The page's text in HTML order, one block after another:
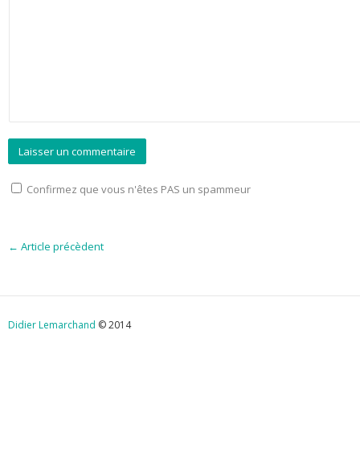
Confirmez que vous n'êtes PAS un spammeur
← Article précèdent
Didier Lemarchand © 2014